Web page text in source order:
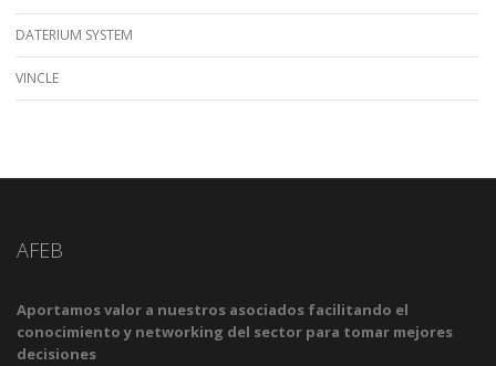
DATERIUM SYSTEM
VINCLE
AFEB
Aportamos valor a nuestros asociados facilitando el
conocimiento y networking del sector para tomar mejores
decisiones